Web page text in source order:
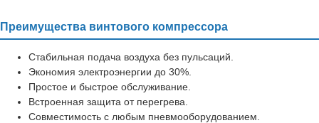
Преимущества винтового компрессора
Стабильная подача воздуха без пульсаций.
Экономия электроэнергии до 30%.
Простое и быстрое обслуживание.
Встроенная защита от перегрева.
Совместимость с любым пневмооборудованием.